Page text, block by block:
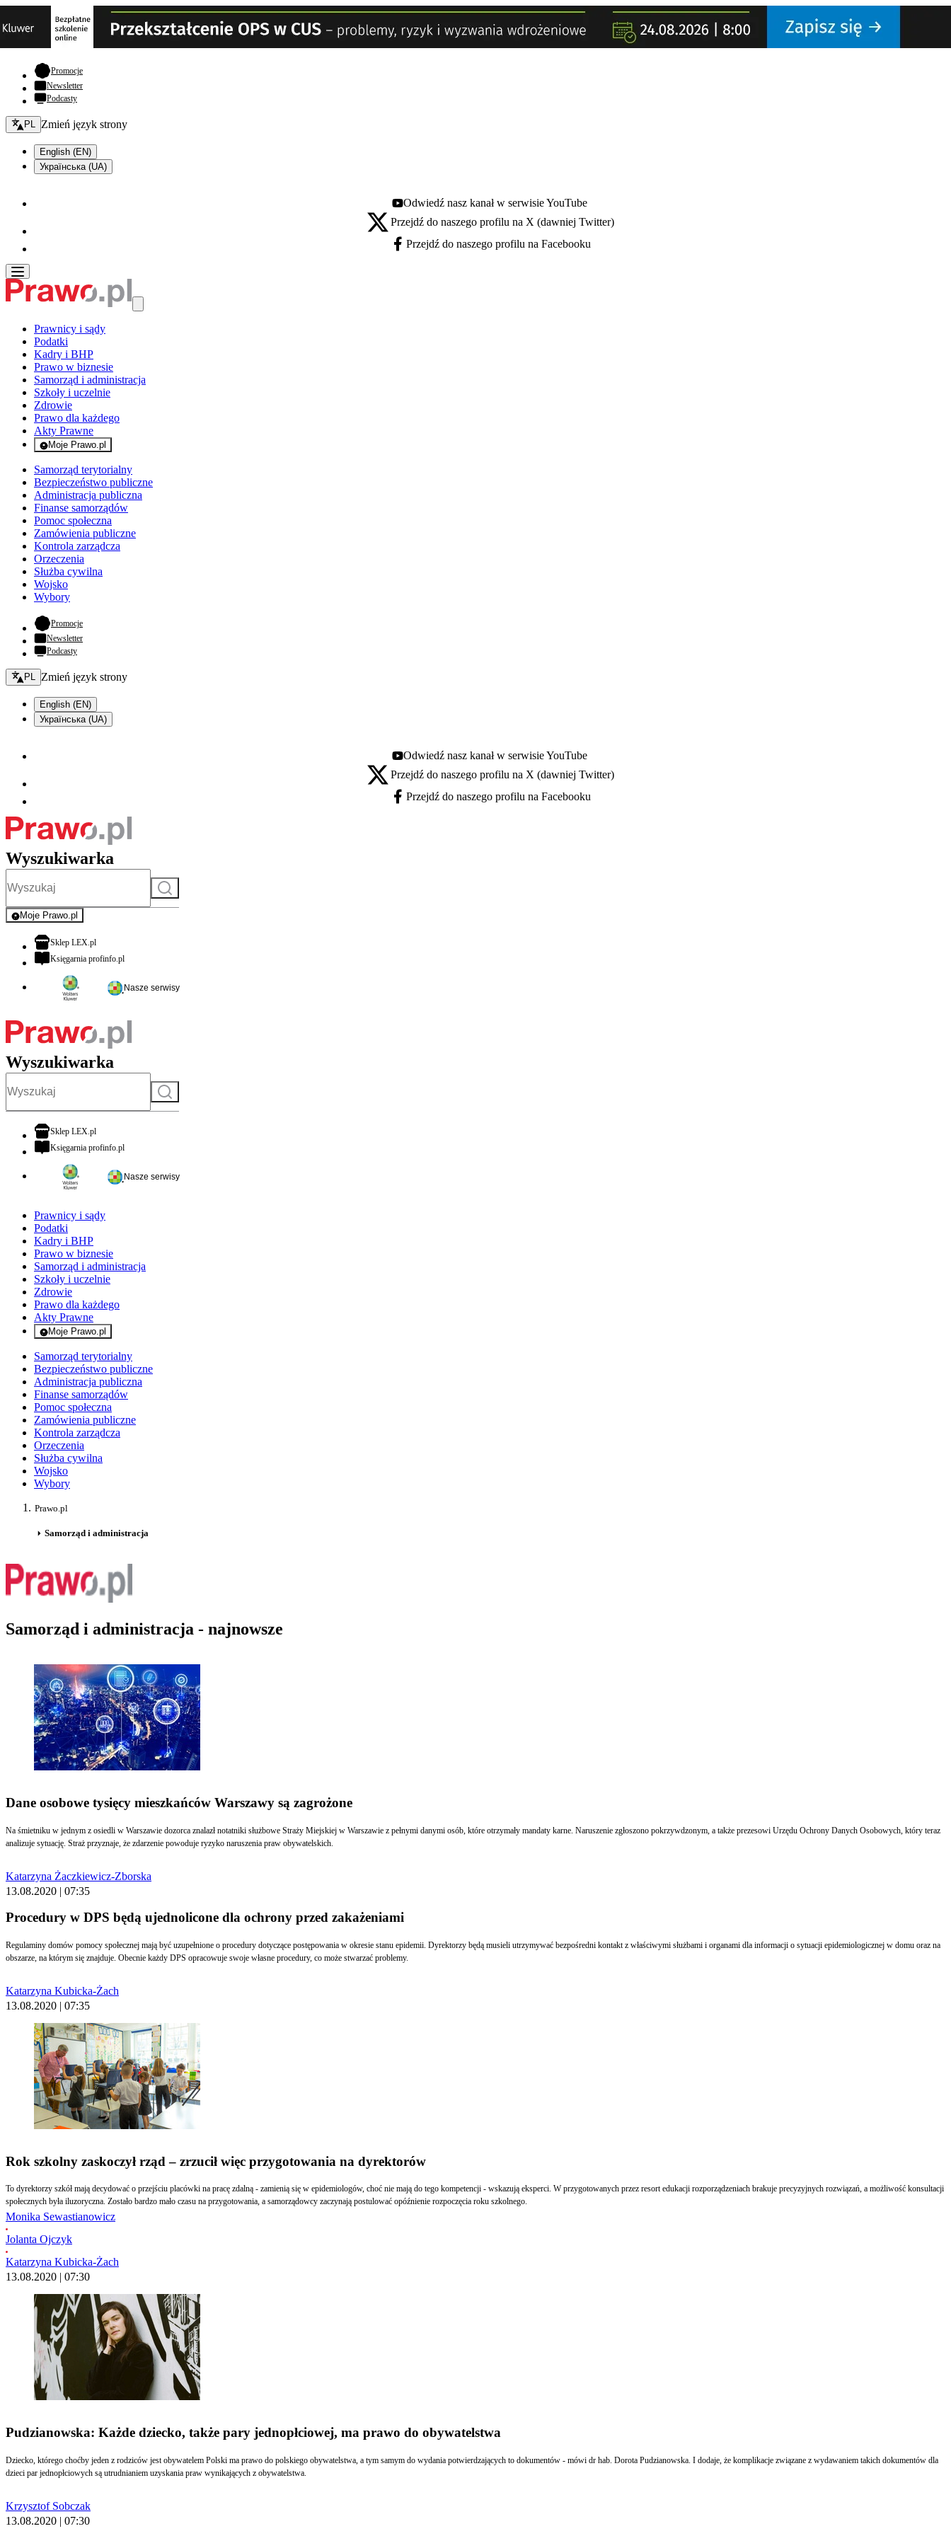
Promocje- otwiera się w nowej karcie
Newsletter
Podcasty
Zmień język - bieżący:
PL Zmień język strony
English (EN)
Українська (UA)
Youtube - otwiera się w nowej karcie
Odwiedź nasz kanał w serwisie YouTube
X - otwiera się w nowej karcie
Przejdź do naszego profilu na X (dawniej Twitter)
Facebook - otwiera się w nowej karcie
Przejdź do naszego profilu na Facebooku
Prawnicy i sądy
Podatki
Kadry i BHP
Prawo w biznesie
Samorząd i administracja
Szkoły i uczelnie
Zdrowie
Prawo dla każdego
Akty Prawne
Moje Prawo.pl
- rejestracja i logowanie do serwisu
Samorząd terytorialny
Bezpieczeństwo publiczne
Administracja publiczna
Finanse samorządów
Pomoc społeczna
Zamówienia publiczne
Kontrola zarządcza
Orzeczenia
Służba cywilna
Wojsko
Wybory
Promocje- otwiera się w nowej karcie
Newsletter
Podcasty
Zmień język - bieżący:
PL Zmień język strony
English (EN)
Українська (UA)
Youtube - otwiera się w nowej karcie
Odwiedź nasz kanał w serwisie YouTube
X - otwiera się w nowej karcie
Przejdź do naszego profilu na X (dawniej Twitter)
Facebook - otwiera się w nowej karcie
Przejdź do naszego profilu na Facebooku
Wyszukiwarka
Szukaj
Moje Prawo.pl
- rejestracja i logowanie do serwisu
Sklep LEX.plotwiera się w nowej karcie
Księgarnia profinfo.plotwiera się w nowej karcie
Nasze serwisy
Wyszukiwarka
Szukaj
Sklep LEX.plotwiera się w nowej karcie
Księgarnia profinfo.plotwiera się w nowej karcie
Nasze serwisy
Prawnicy i sądy
Podatki
Kadry i BHP
Prawo w biznesie
Samorząd i administracja
Szkoły i uczelnie
Zdrowie
Prawo dla każdego
Akty Prawne
Moje Prawo.pl
- rejestracja i logowanie do serwisu
Samorząd terytorialny
Bezpieczeństwo publiczne
Administracja publiczna
Finanse samorządów
Pomoc społeczna
Zamówienia publiczne
Kontrola zarządcza
Orzeczenia
Służba cywilna
Wojsko
Wybory
Prawo.pl
Samorząd i administracja
Samorząd i administracja - najnowsze
Dane osobowe tysięcy mieszkańców Warszawy są zagrożone
Na śmietniku w jednym z osiedli w Warszawie dozorca znalazł notatniki służbowe Straży Miejskiej w Warszawie z pełnymi danymi osób, które otrzymały mandaty karne. Naruszenie zgłoszono pokrzywdzonym, a także prezesowi Urzędu Ochrony Danych Osobowych, który teraz
analizuje sytuację. Straż przyznaje, że zdarzenie powoduje ryzyko naruszenia praw obywatelskich.
Katarzyna Żaczkiewicz-Zborska
13.08.2020 | 07:35
Procedury w DPS będą ujednolicone dla ochrony przed zakażeniami
Regulaminy domów pomocy społecznej mają być uzupełnione o procedury dotyczące postępowania w okresie stanu epidemii. Dyrektorzy będą musieli utrzymywać bezpośredni kontakt z właściwymi służbami i organami dla informacji o sytuacji epidemiologicznej w domu oraz na
obszarze, na którym się znajduje. Obecnie każdy DPS opracowuje swoje własne procedury, co może stwarzać problemy.
Katarzyna Kubicka-Żach
13.08.2020 | 07:35
Rok szkolny zaskoczył rząd – zrzucił więc przygotowania na dyrektorów
To dyrektorzy szkół mają decydować o przejściu placówki na pracę zdalną - zamienią się w epidemiologów, choć nie mają do tego kompetencji - wskazują eksperci. W przygotowanych przez resort edukacji rozporządzeniach brakuje precyzyjnych rozwiązań, a możliwość konsultacji
społecznych była iluzoryczna. Zostało bardzo mało czasu na przygotowania, a samorządowcy zaczynają postulować opóźnienie rozpoczęcia roku szkolnego.
Monika Sewastianowicz
Jolanta Ojczyk
Katarzyna Kubicka-Żach
13.08.2020 | 07:30
Pudzianowska: Każde dziecko, także pary jednopłciowej, ma prawo do obywatelstwa
Dziecko, którego choćby jeden z rodziców jest obywatelem Polski ma prawo do polskiego obywatelstwa, a tym samym do wydania potwierdzających to dokumentów - mówi dr hab. Dorota Pudzianowska. I dodaje, że komplikacje związane z wydawaniem takich dokumentów dla
dzieci par jednopłciowych są utrudnianiem uzyskania praw wynikających z obywatelstwa.
Krzysztof Sobczak
13.08.2020 | 07:30